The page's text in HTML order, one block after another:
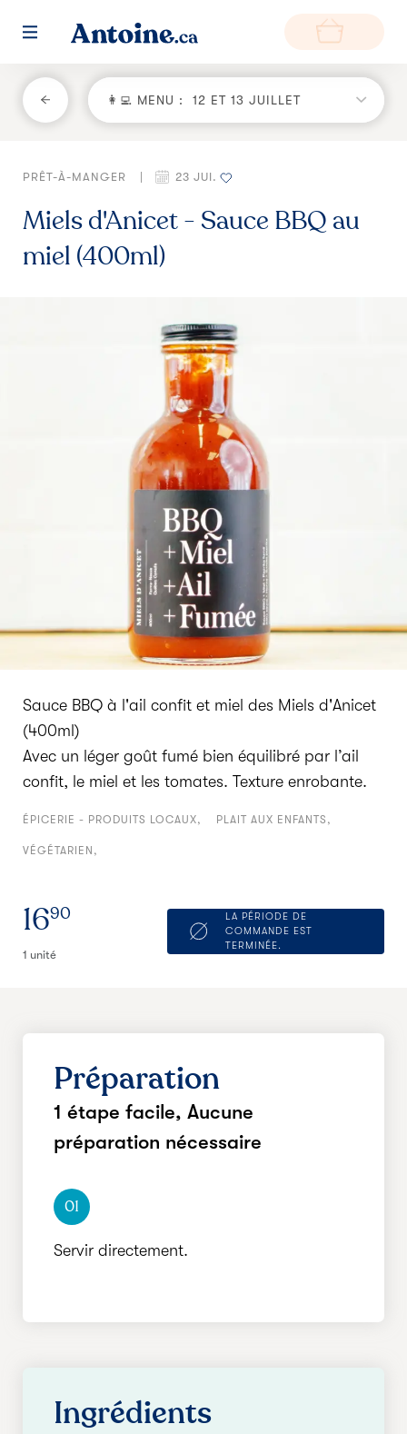
RETOUR
Fonctionnement
Environnement
Producteurs
Zone de livraison
👩‍💻 MENU : 12 ET 13 JUILLET
PRÊT-À-MANGER 23 JUI.
Miels d'Anicet - Sauce BBQ au
miel (400ml)
Sauce BBQ à l'ail confit et miel des Miels d'Anicet
(400ml)
Avec un léger goût fumé bien équilibré par l’ail
confit, le miel et les tomates. Texture enrobante.
ÉPICERIE - PRODUITS LOCAUX PLAIT AUX ENFANTS
VÉGÉTARIEN
1690
1 unité
LA PÉRIODE DE
COMMANDE EST
TERMINÉE.
Préparation
1 étape facile, Aucune
préparation nécessaire
01
Servir directement.
Ingrédients